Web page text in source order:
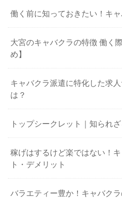
働く前に知っておきたい！キ
大宮のキャバクラの特徴 働く
め】
キャバクラ派遣に特化した求
は？
トップシークレット｜知られ
稼げはするけど楽ではない！
ト・デメリット
バラエティー豊か！キャバクラ